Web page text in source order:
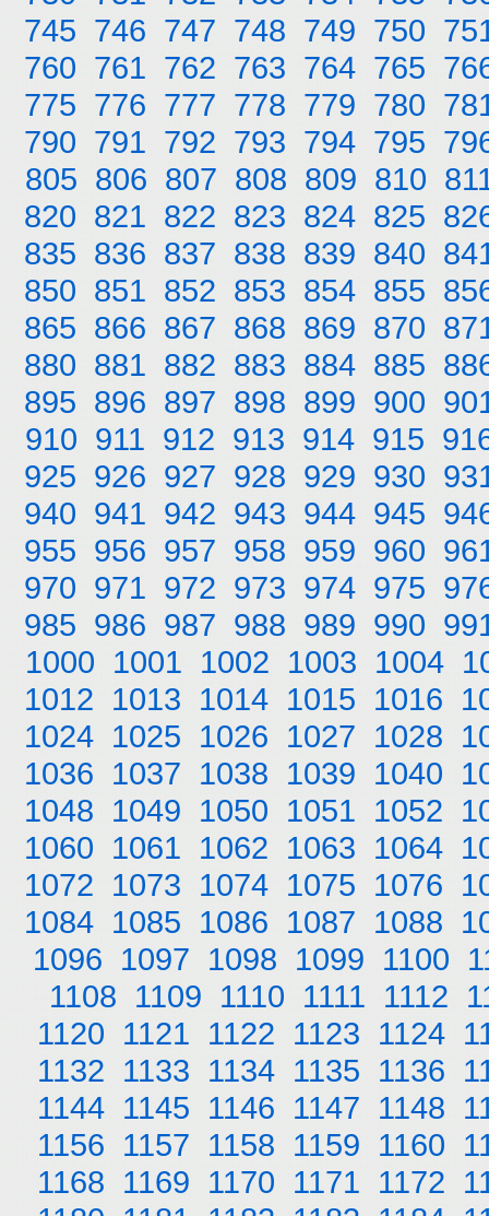
745 746 747 748 749 750
760 761 762 763 764 765
775 776 777 778 779 780
790 791 792 793 794 795
805 806 807 808 809 810
820 821 822 823 824 825
835 836 837 838 839 840
850 851 852 853 854 855
865 866 867 868 869 870
880 881 882 883 884 885
895 896 897 898 899 900
910 911 912 913 914 915
925 926 927 928 929 930
940 941 942 943 944 945
955 956 957 958 959 960
970 971 972 973 974 975
985 986 987 988 989 990
1000 1001 1002 1003 1004
1012 1013 1014 1015 1016
1024 1025 1026 1027 1028
1036 1037 1038 1039 1040
1048 1049 1050 1051 1052
1060 1061 1062 1063 1064
1072 1073 1074 1075 1076
1084 1085 1086 1087 1088
1096 1097 1098 1099 1100
1108 1109 1110 1111 1112
1120 1121 1122 1123 1124
1132 1133 1134 1135 1136
1144 1145 1146 1147 1148
1156 1157 1158 1159 1160
1168 1169 1170 1171 1172